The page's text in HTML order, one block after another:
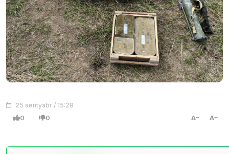
25 sentyabr / 15:29
0 0 A A